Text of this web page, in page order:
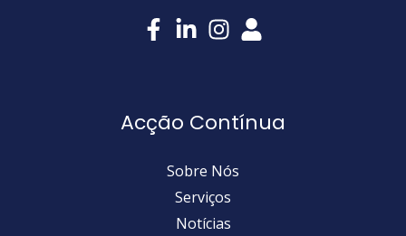
Acção Contínua
Sobre Nós
Serviços
Notícias